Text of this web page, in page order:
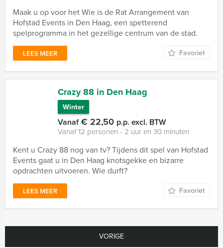
Maak u op voor het Wie is de Rat Arrangement van
Hofstad Events in Den Haag, een spetterend
spelprogramma in het gezellige centrum van de stad.
LEES MEER Favoriet
Crazy 88 in Den Haag
Winter
Vanaf€ 22,50 p.p. excl. BTW
Vanaf 12 personen ‐ 2 uur en 30 minuten
Kent u Crazy 88 nog van tv? Tijdens dit spel van Hofstad
Events gaat u in Den Haag knotsgekke en bizarre
opdrachten uitvoeren. Wie durft?
LEES MEER Favoriet
VORIGE